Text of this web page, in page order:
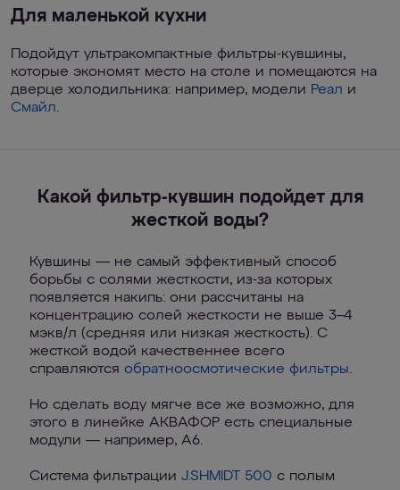
Для маленькой кухни
Подойдут ультракомпактные фильтры-кувшины,
которые экономят место на столе и помещаются на
дверце холодильника: например, модели Реал и
Смайл.
Какой фильтр-кувшин подойдет для
жесткой воды?
Кувшины — не самый эффективный способ
борьбы с солями жесткости, из-за которых
появляется накипь: они рассчитаны на
концентрацию солей жесткости не выше 3–4
мэкв/л (средняя или низкая жесткость). С
жесткой водой качественнее всего
справляются обратноосмотические фильтры.
Но сделать воду мягче все же возможно, для
этого в линейке АКВАФОР есть специальные
модули — например, А6.
Система фильтрации J.SHMIDT 500 с полым